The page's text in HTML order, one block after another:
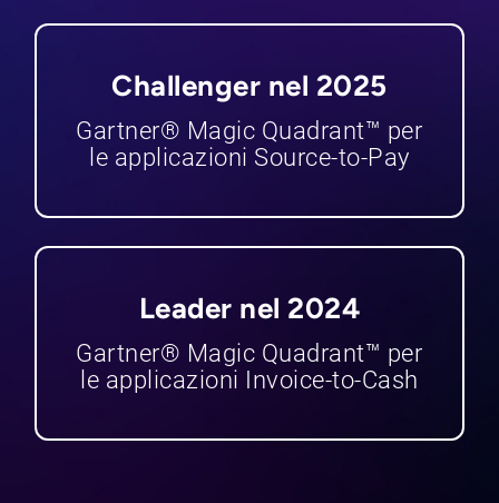
Challenger nel 2025
Gartner® Magic Quadrant™ per
le applicazioni Source-to-Pay
Leader nel 2024
Gartner® Magic Quadrant™ per
le applicazioni Invoice-to-Cash